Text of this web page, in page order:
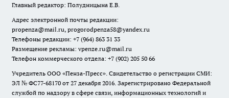
Главный редактор: Полудницына Е.В.
Адрес электронной почты редакции:
propenza@mail.ru, progorodpenza58@yandex.ru
Телефоны редакции: +7 (964) 863 31 33
Размещение рекламы: vpenze.ru@mail.ru
Телефон коммерческого отдела: +7 (902) 205 50 66
Учредитель ООО «Пенза-Пресс». Свидетельство о регистрации СМИ:
ЭЛ № ФС77-68170 от 27 декабря 2016. Зарегистрировано Федеральной
службой по надзору в сфере связи, информационных технологий и